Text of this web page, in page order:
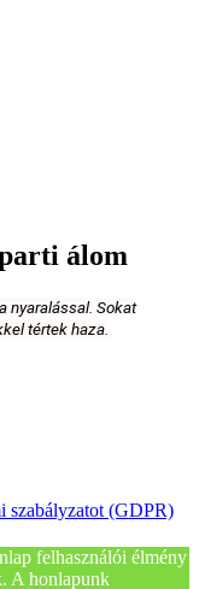
álom
nyaralással. Sokat
tértek haza.
szabályzatot (GDPR)
felhasználói élmény
A honlapunk